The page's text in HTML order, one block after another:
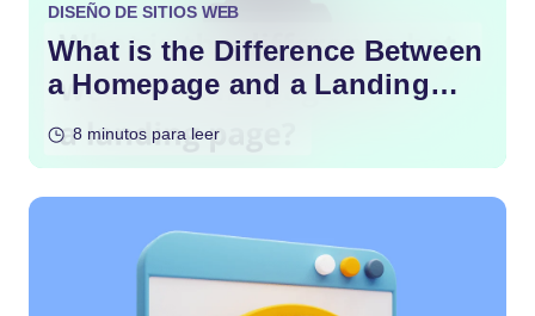
DISEÑO DE SITIOS WEB
What is the Difference Between
a Homepage and a Landing
8 minutos para leer